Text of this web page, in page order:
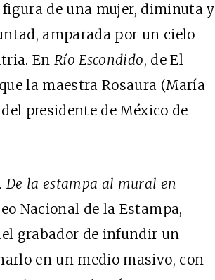
de una mujer, diminuta y
amparada por un cielo
EnRío Escondido, de El
la maestra Rosaura (María
presidente de México de
De la estampa al mural en
Nacional de la Estampa,
grabador de infundir un
en un medio masivo, con